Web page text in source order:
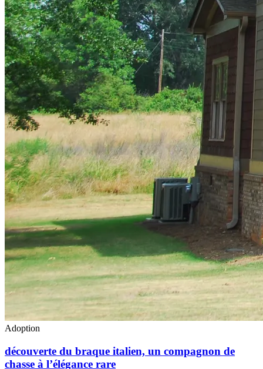
Adoption
découverte du braque italien, un compagnon de
chasse à l’élégance rare